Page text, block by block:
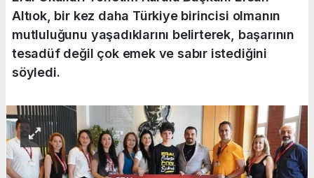
Altıok, bir kez daha Türkiye birincisi olmanın
mutluluğunu yaşadıklarını belirterek, başarının
tesadüf değil çok emek ve sabır istediğini
söyledi.